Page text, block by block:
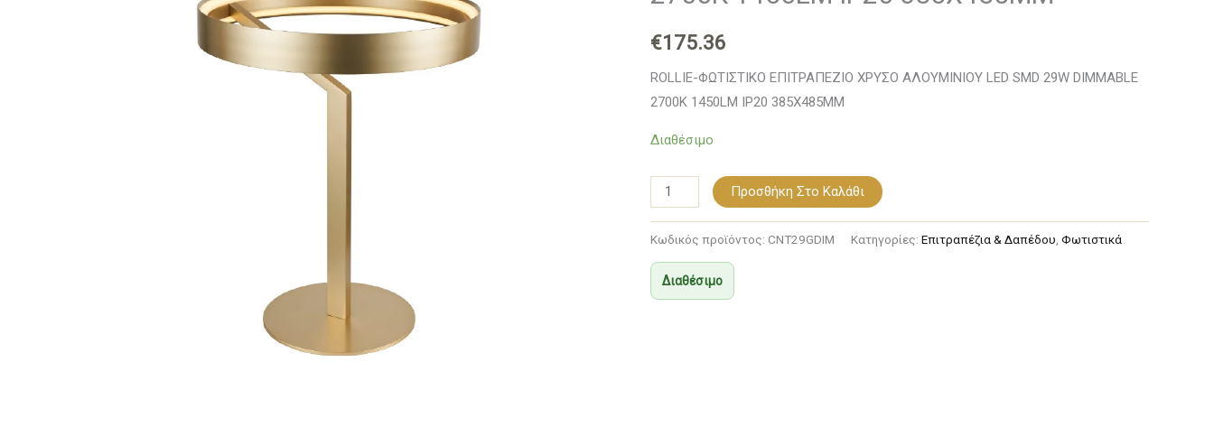
€175.36
ROLLIE-ΦΩΤΙΣΤΙΚΟ ΕΠΙΤΡΑΠΕΖΙΟ ΧΡΥΣΟ ΑΛΟΥΜΙΝΙΟΥ LED SMD 29W DIMMABLE
2700K 1450LM IP20 385X485MM
Διαθέσιμο
SMD
1450LM
385X485MM
Προσθήκη Στο Καλάθι
Κωδικός προϊόντος: CNT29GDIM Κατηγορίες: Επιτραπέζια & Δαπέδου Φωτιστικά
Διαθέσιμο